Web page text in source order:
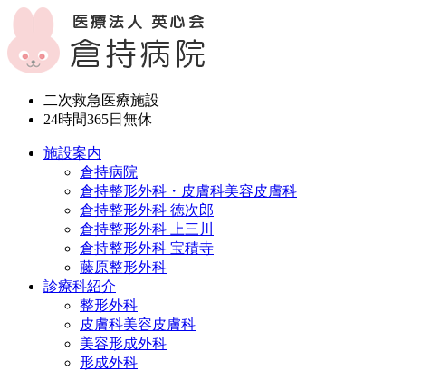
二次救急医療施設
24時間365日 無休
施設案内
倉持病院
倉持整形外科・皮膚科美容皮膚科
倉持整形外科 徳次郎
倉持整形外科 上三川
倉持整形外科 宝積寺
藤原整形外科
診療科紹介
整形外科
皮膚科美容皮膚科
美容形成外科
形成外科